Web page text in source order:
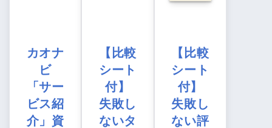
カオナ
ビ
「サー
ビス紹
介」資
【比較
シート
付】
失敗し
ないタ
【比較
シート
付】
失敗し
ない評